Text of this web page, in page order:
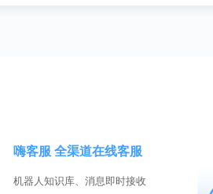
嗨客服 全渠道在线客服
机器人知识库、消息即时接收